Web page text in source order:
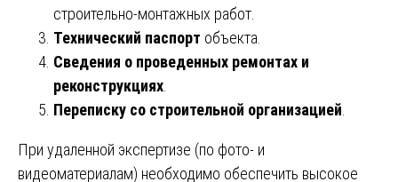
строительно-монтажных работ.
Технический паспорт объекта.
Сведения о проведенных ремонтах и
реконструкциях
Переписку со строительной организацией
При удаленной экспертизе (по фото- и
видеоматериалам) необходимо обеспечить высокое